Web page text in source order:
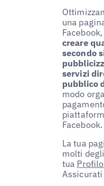
una
Facebook,
creare
secondo
servizi
pubblico
modo
Facebook.
La tua
molti
tua